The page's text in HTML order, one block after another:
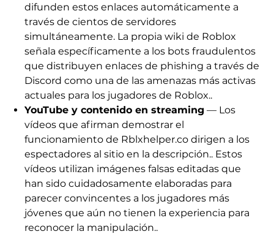
difunden estos enlaces automáticamente a
través de cientos de servidores
simultáneamente. La propia wiki de Roblox
señala específicamente a los bots fraudulentos
que distribuyen enlaces de phishing a través de
Discord como una de las amenazas más activas
actuales para los jugadores de Roblox..
YouTube y contenido en streaming — Los
vídeos que afirman demostrar el
funcionamiento de Rblxhelper.co dirigen a los
espectadores al sitio en la descripción.. Estos
vídeos utilizan imágenes falsas editadas que
han sido cuidadosamente elaboradas para
parecer convincentes a los jugadores más
jóvenes que aún no tienen la experiencia para
reconocer la manipulación..